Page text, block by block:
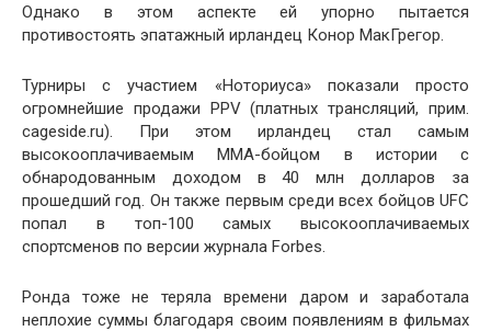
Однако в этом аспекте ей упорно пытается
противостоять эпатажный ирландец Конор МакГрегор.
Турниры с участием «Ноториуса» показали просто
огромнейшие продажи PPV (платных трансляций, прим.
cageside.ru). При этом ирландец стал самым
высокооплачиваемым ММА-бойцом в истории с
обнародованным доходом в 40 млн долларов за
прошедший год. Он также первым среди всех бойцов UFC
попал в топ-100 самых высокооплачиваемых
спортсменов по версии журнала Forbes.
Ронда тоже не теряла времени даром и заработала
неплохие суммы благодаря своим появлениям в фильмах